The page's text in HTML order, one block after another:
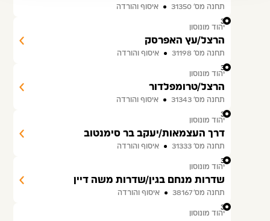
תחנה מס׳ 31350 איסוף והורדה
34
יהוד מונוסון
הרצל/עץ האפרסק
תחנה מס׳ 31198 איסוף והורדה
35
יהוד מונוסון
הרצל/טרומפלדור
תחנה מס׳ 31343 איסוף והורדה
36
יהוד מונוסון
דרך העצמאות/יעקב בר סימנטוב
תחנה מס׳ 31333 איסוף והורדה
37
יהוד מונוסון
שדרות מנחם בגין/שדרות משה דיין
תחנה מס׳ 38167 איסוף והורדה
38
יהוד מונוסון